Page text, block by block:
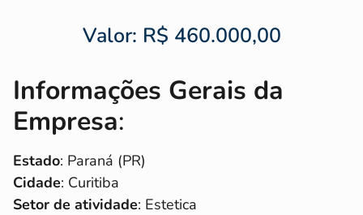
Valor: R$ 460.000,00
Informações Gerais da
Empresa:
Estado: Paraná (PR)
Cidade: Curitiba
Setor de atividade: Estetica